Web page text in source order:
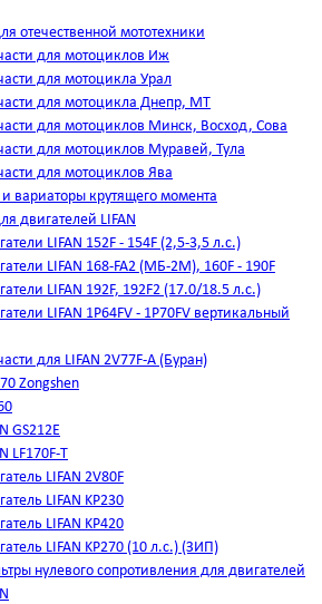
отечественной мототехники
для мотоциклов Иж
для мотоцикла Урал
для мотоцикла Днепр, МТ
для мотоциклов Минск, Восход, Сова
для мотоциклов Муравей, Тула
для мотоциклов Ява
вариаторы крутящего момента
двигателей LIFAN
LIFAN 152F - 154F (2,5-3,5 л.с.)
LIFAN 168-FA2 (МБ-2М), 160F - 190F
LIFAN 192F, 192F2 (17.0/18.5 л.с.)
LIFAN 1Р64FV - 1Р70FV вертикальный
для LIFAN 2V77F-A (Буран)
Zongshen
GS212E
LF170F-T
LIFAN 2V80F
LIFAN KP230
LIFAN KP420
LIFAN KP270 (10 л.с.) (ЗИП)
нулевого сопротивления для двигателей